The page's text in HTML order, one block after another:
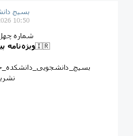
بسیج
10:50
🔷️شماره
ویژه‌نامه🇮🇷